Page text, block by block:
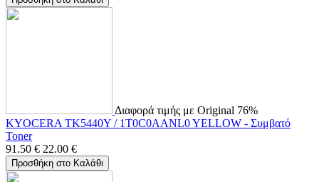
Διαφορά τιμής με Original 76%
KYOCERA TK5440Y / 1T0C0AANL0 YELLOW - Συμβατό
Toner
91.50 € 22.00 €
Προσθήκη στο Καλάθι